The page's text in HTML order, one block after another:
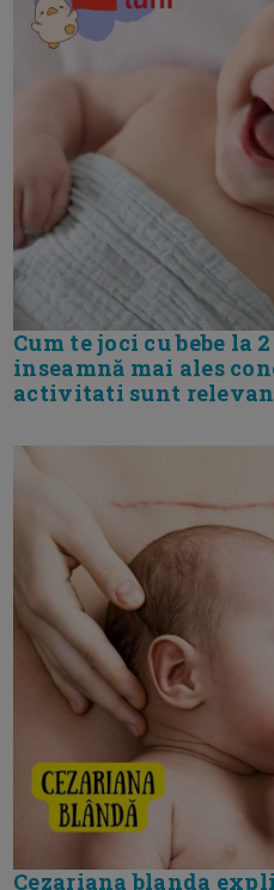
Cum te joci cu bebe la
inseamnă mai ales
activitati sunt
Cezariana blanda